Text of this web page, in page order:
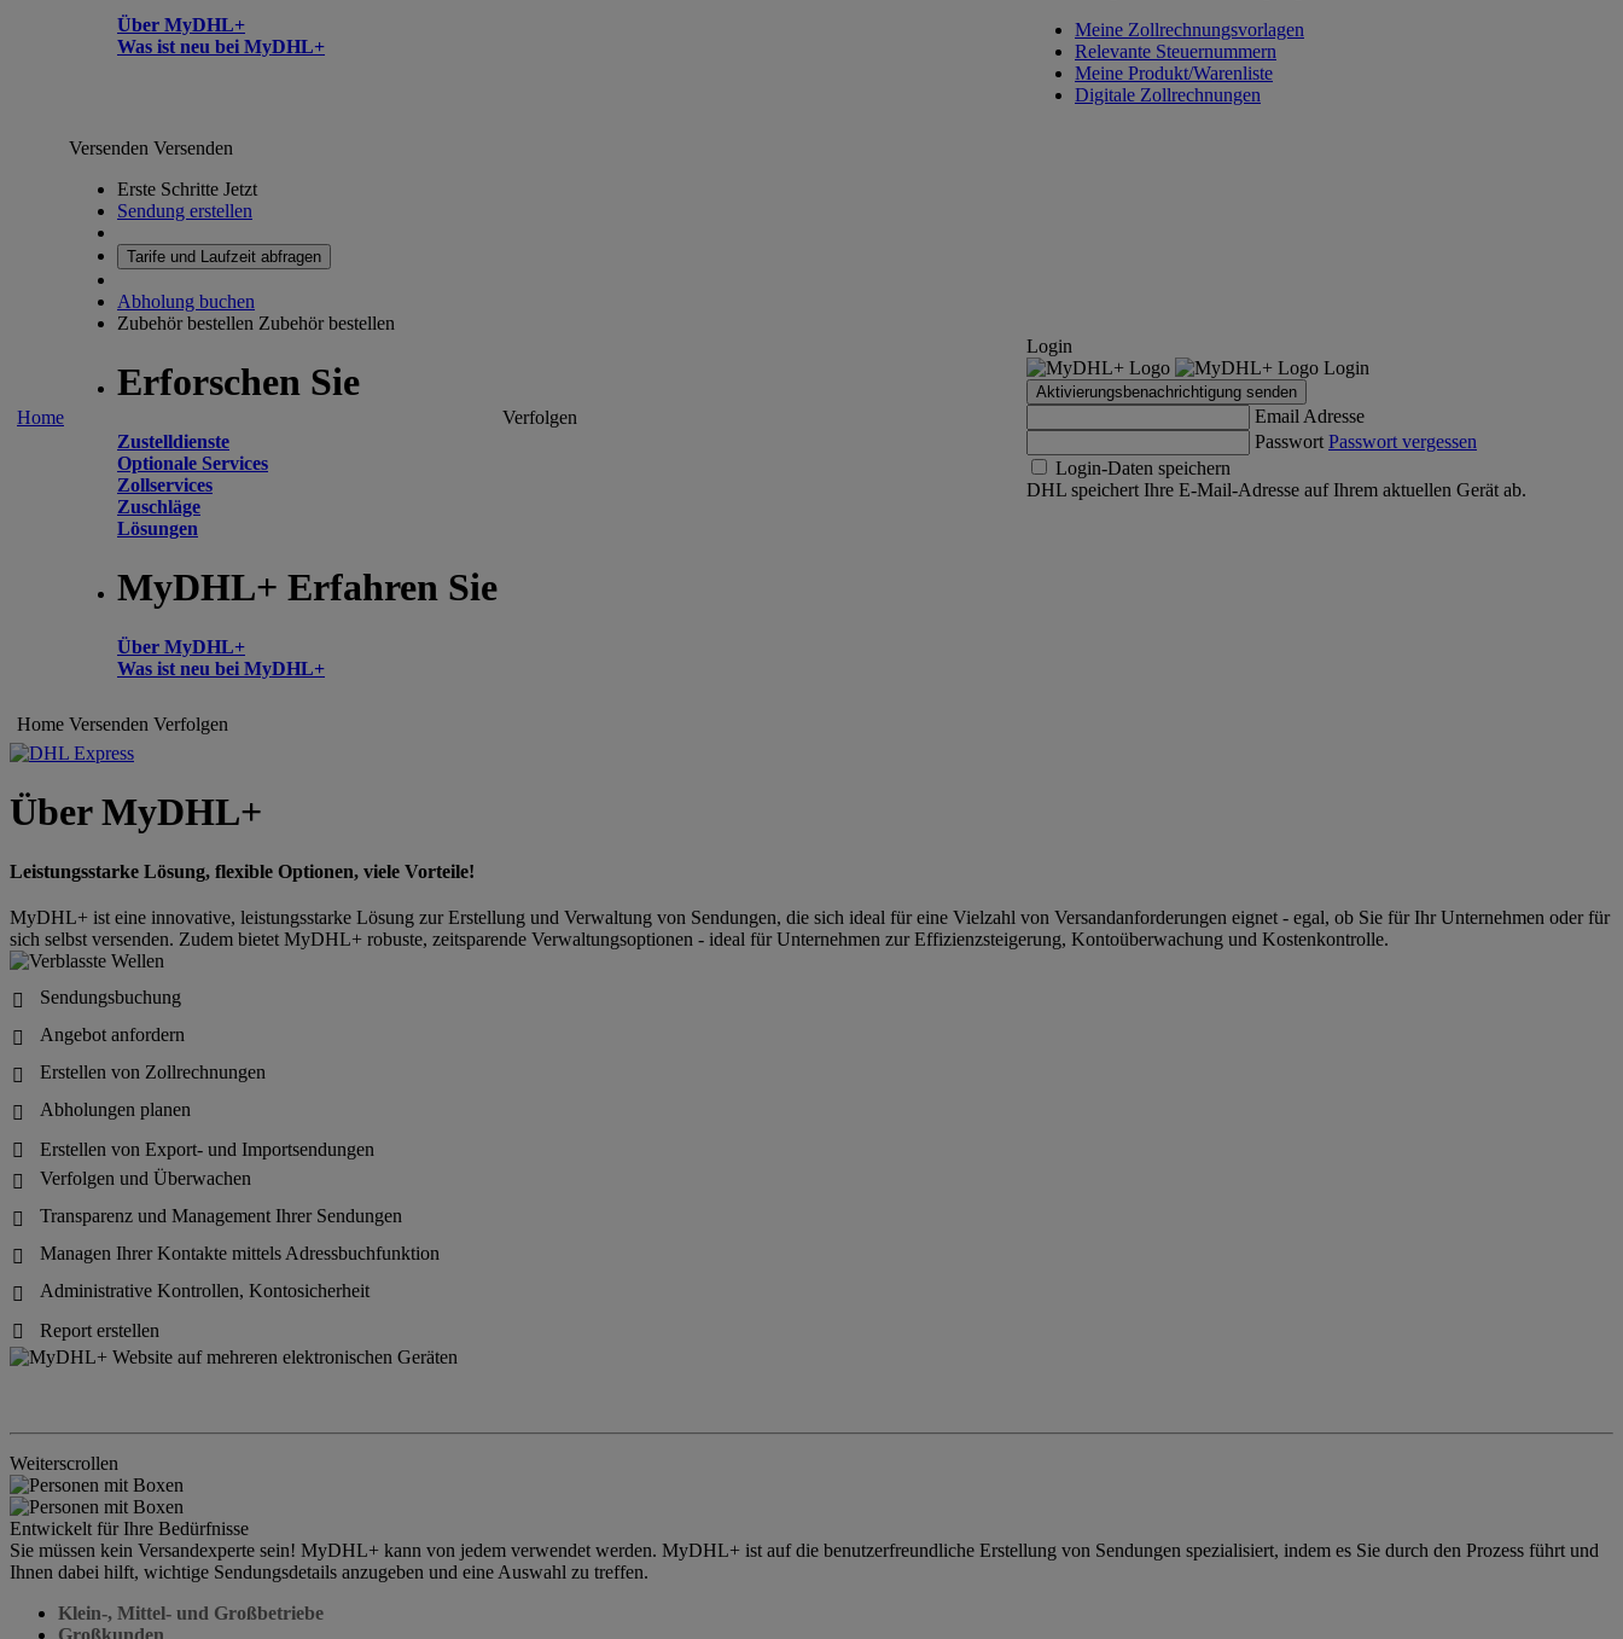
Über MyDHL+
Was ist neu bei MyDHL+
Meine Zollrechnungsvorlagen
Relevante Steuernummern
Meine Produkt/Warenliste
Digitale Zollrechnungen
Home
Versenden Versenden
Erste Schritte Jetzt
Sendung erstellen
Tarife und Laufzeit abfragen
Abholung buchen
Zubehör bestellen Zubehör bestellen
Erforschen Sie
Zustelldienste
Optionale Services
Zollservices
Zuschläge
Lösungen
MyDHL+ Erfahren Sie
Über MyDHL+
Was ist neu bei MyDHL+
Verfolgen
Login
Login
Aktivierungsbenachrichtigung senden
Email Adresse
Passwort Passwort vergessen
Login-Daten speichern
DHL speichert Ihre E-Mail-Adresse auf Ihrem aktuellen Gerät ab.
Home Versenden Verfolgen
Über MyDHL+
Leistungsstarke Lösung, flexible Optionen, viele Vorteile!
MyDHL+ ist eine innovative, leistungsstarke Lösung zur Erstellung und Verwaltung von Sendungen, die sich ideal für eine Vielzahl von Versandanforderungen eignet - egal, ob Sie für Ihr Unternehmen oder für
sich selbst versenden. Zudem bietet MyDHL+ robuste, zeitsparende Verwaltungsoptionen - ideal für Unternehmen zur Effizienzsteigerung, Kontoüberwachung und Kostenkontrolle.

Sendungsbuchung

Angebot anfordern

Erstellen von Zollrechnungen

Abholungen planen

Erstellen von Export- und Importsendungen

Verfolgen und Überwachen

Transparenz und Management Ihrer Sendungen

Managen Ihrer Kontakte mittels Adressbuchfunktion

Administrative Kontrollen, Kontosicherheit

Report erstellen
Weiterscrollen
Entwickelt für Ihre Bedürfnisse
Sie müssen kein Versandexperte sein! MyDHL+ kann von jedem verwendet werden. MyDHL+ ist auf die benutzerfreundliche Erstellung von Sendungen spezialisiert, indem es Sie durch den Prozess führt und
Ihnen dabei hilft, wichtige Sendungsdetails anzugeben und eine Auswahl zu treffen.
Klein-, Mittel- und Großbetriebe
Großkunden